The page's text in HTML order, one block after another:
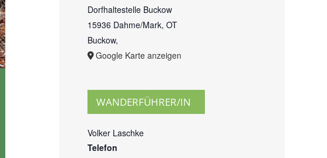
Dorfhaltestelle Buckow
15936 Dahme/Mark, OT
Buckow,
Google Karte anzeigen
WANDERFÜHRER/IN
Volker Laschke
Telefon